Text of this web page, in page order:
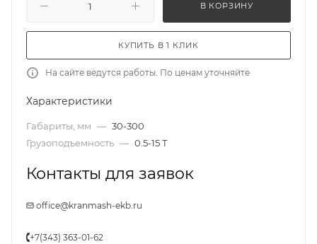
В КОРЗИНУ
КУПИТЬ В 1 КЛИК
На сайте ведутся работы. По ценам уточняйте
Характеристики
Габариты, мм — 30-300
Грузоподъемность — 0.5-15 Т
Контакты для заявок
office@kranmash-ekb.ru
+7(343) 363-01-62